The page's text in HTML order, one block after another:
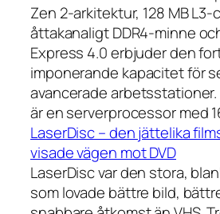
Zen 2-arkitektur, 128 MB L3-
åttakanaligt DDR4-minne
Express 4.0 erbjuder den
imponerande kapacitet för
avancerade arbetsstationer.
är en serverprocessor med
LaserDisc – den jättelika
visade vägen mot DVD
LaserDisc var den stora,
som lovade bättre bild,